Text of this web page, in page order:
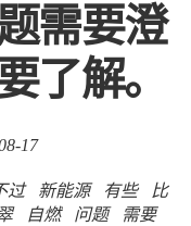
需要澄
了解。
17
过 新能源 有些
比
自燃 问题 需要